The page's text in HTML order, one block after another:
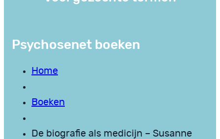
Psychosenet boeken
Home
Boeken
De biografie als medicijn – Susanne